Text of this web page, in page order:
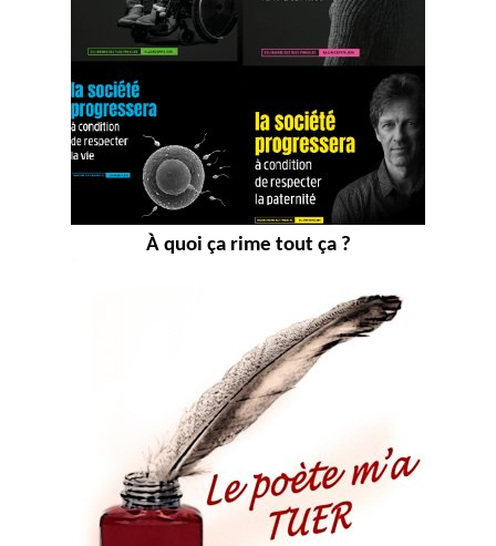
À quoi ça rime tout ça ?